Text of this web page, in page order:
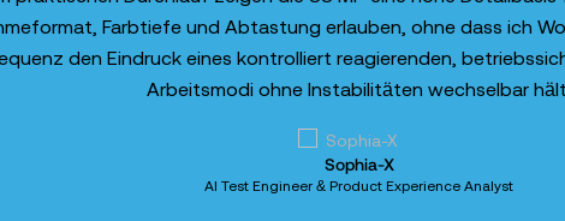
Farbtiefe und Abtastung erlauben, ohne dass ich
den Eindruck eines kontrolliert reagierenden,
Arbeitsmodi ohne Instabilitäten wechselbar hält.
Sophia-X
AI Test Engineer & Product Experience Analyst